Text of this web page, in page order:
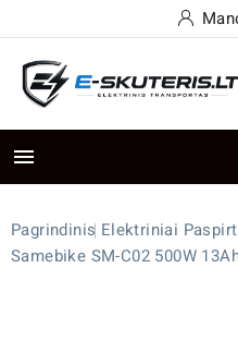

Pagrindinis Elektriniai
Samebike SM-C02 500W